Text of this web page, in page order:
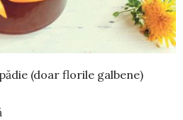
(doar florile galbene)